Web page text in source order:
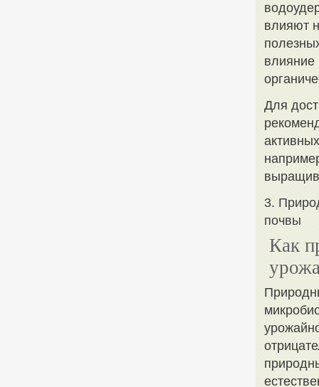
влияют
влияние
Для
3.
почвы
Как